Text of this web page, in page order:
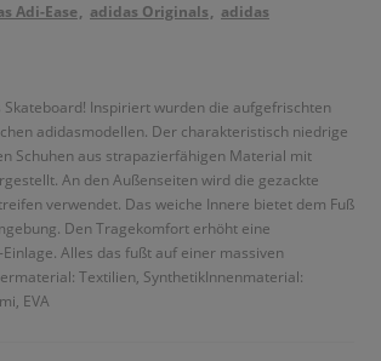
Adi-Ease adidas Originals
adidas
Inspiriert wurden die aufgefrischten
adidasmodellen. Der charakteristisch niedrige
Schuhen aus strapazierfähigen Material mit
An den Außenseiten wird die gezackte
verwendet. Das weiche Innere bietet dem Fuß
Den Tragekomfort erhöht eine
Alles das fußt auf einer massiven
Textilien, SynthetikInnenmaterial:
EVA